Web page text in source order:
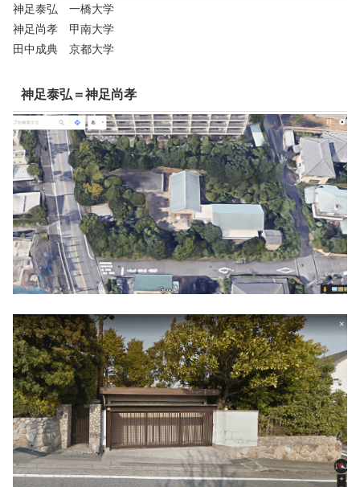
神足泰弘 一橋大学
神足尚孝 甲南大学
田中成典 京都大学
神足泰弘＝神足尚孝